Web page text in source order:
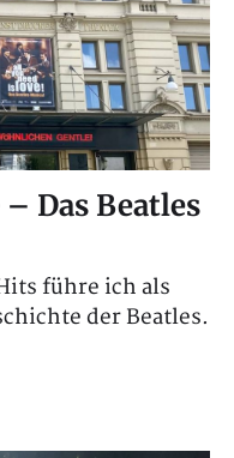
Das Beatles
führe ich als
der Beatles.